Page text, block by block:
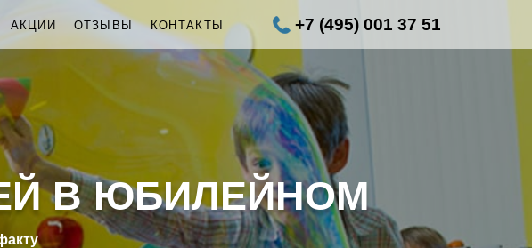
АКЦИИ ОТЗЫВЫ КОНТАКТЫ +7 (495) 001 37 51
В ЮБИЛЕЙНОМ